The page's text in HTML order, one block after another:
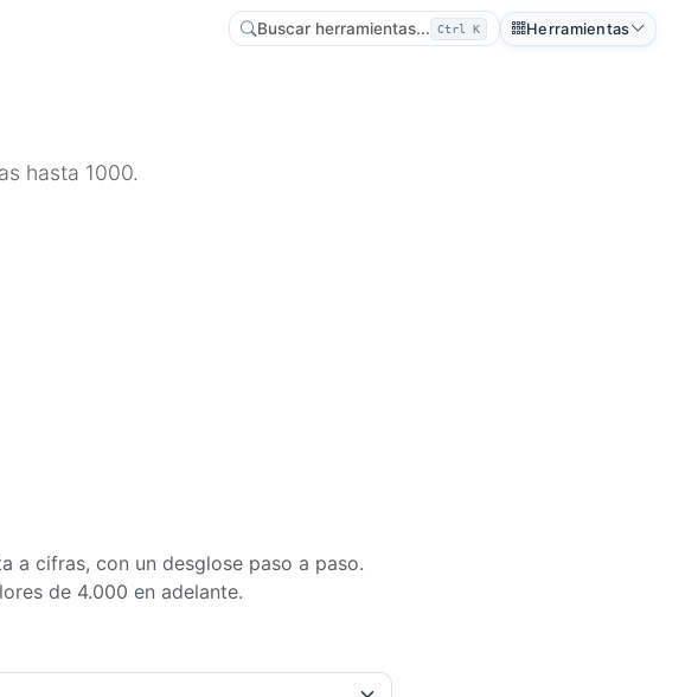
Buscar herramientas... Ctrl K Herramientas
hasta 1000.
a cifras, con un desglose paso a paso.
de 4.000 en adelante.